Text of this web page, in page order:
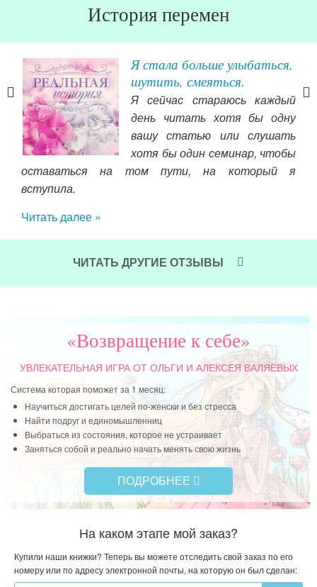
История перемен
Я стала больше улыбаться,
шутить, смеяться.
Я сейчас стараюсь каждый
день читать хотя бы одну
вашу статью или слушать
хотя бы один семинар, чтобы
оставаться на том пути, на который я
вступила.
Читать далее »
ЧИТАТЬ ДРУГИЕ ОТЗЫВЫ
«Возвращение к себе»
УВЛЕКАТЕЛЬНАЯ ИГРАОТ ОЛЬГИ И АЛЕКСЕЯ ВАЛЯЕВЫХ
Система которая поможет за 1 месяц:
Научиться достигать целей по-женски и без стресса
Найти подруг и единомышленниц
Выбраться из состояния, которое не устраивает
Заняться собой и реально начать менять свою жизнь
ПОДРОБНЕЕ
На каком этапе мой заказ?
Купили наши книжки? Теперь вы можете отследить свой заказ по его
номеру или по адресу электронной почты, на которую он был сделан: